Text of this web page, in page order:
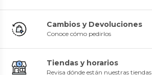
Cambios y Devoluciones
Conoce cómo pedirlos
Tiendas y horarios
Revisa dónde están nuestras tiendas